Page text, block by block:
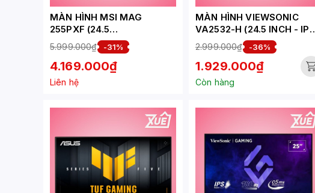
MÀN HÌNH MSI MAG
255PXF (24.5
INCH/FHD/RAPID
IPS/300HZ/0.05MS/LOA)
5.999.000₫ -31%
4.169.000₫
Liên hệ
MÀN HÌNH VIEWSONIC
VA2532-H (24.5 INCH - IPS
- FHD - 100HZ - 1MS)
2.999.000₫ -36%
1.929.000₫
Còn hàng